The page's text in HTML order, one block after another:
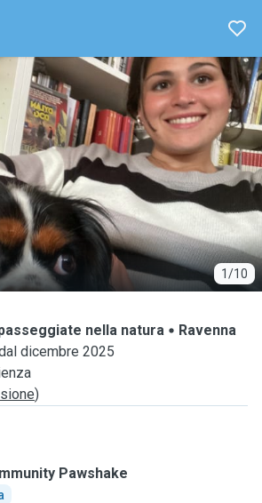
1/10
nella natura
Ravenna
dicembre 2025
)
Pawshake